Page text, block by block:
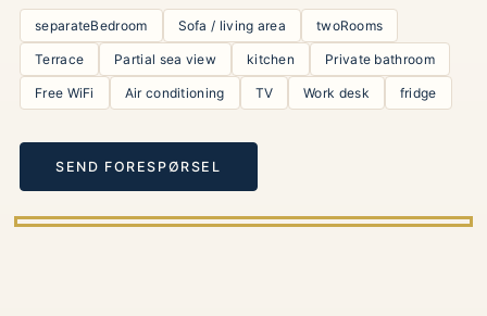
separateBedroom Sofa / living area twoRooms
Terrace Partial sea view kitchen Private bathroom
Free WiFi Air conditioning TV Work desk fridge
SEND FORESPØRSEL